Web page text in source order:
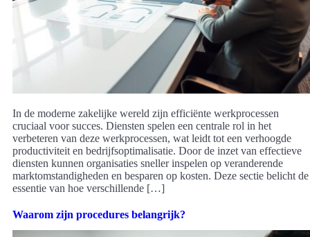
In de moderne zakelijke wereld zijn efficiënte werkprocessen
cruciaal voor succes. Diensten spelen een centrale rol in het
verbeteren van deze werkprocessen, wat leidt tot een verhoogde
productiviteit en bedrijfsoptimalisatie. Door de inzet van effectieve
diensten kunnen organisaties sneller inspelen op veranderende
marktomstandigheden en besparen op kosten. Deze sectie belicht de
essentie van hoe verschillende […]
Waarom zijn procedures belangrijk?